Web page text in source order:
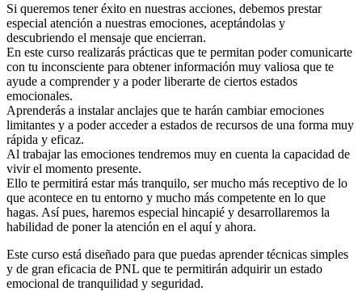
Si queremos tener éxito en nuestras acciones, debemos prestar
especial atención a nuestras emociones, aceptándolas y
descubriendo el mensaje que encierran.
En este curso realizarás prácticas que te permitan poder comunicarte
con tu inconsciente para obtener información muy valiosa que te
ayude a comprender y a poder liberarte de ciertos estados
emocionales.
Aprenderás a instalar anclajes que te harán cambiar emociones
limitantes y a poder acceder a estados de recursos de una forma muy
rápida y eficaz.
Al trabajar las emociones tendremos muy en cuenta la capacidad de
vivir el momento presente.
Ello te permitirá estar más tranquilo, ser mucho más receptivo de lo
que acontece en tu entorno y mucho más competente en lo que
hagas. Así pues, haremos especial hincapié y desarrollaremos la
habilidad de poner la atención en el aquí y ahora.
Este curso está diseñado para que puedas aprender técnicas simples
y de gran eficacia de PNL que te permitirán adquirir un estado
emocional de tranquilidad y seguridad.